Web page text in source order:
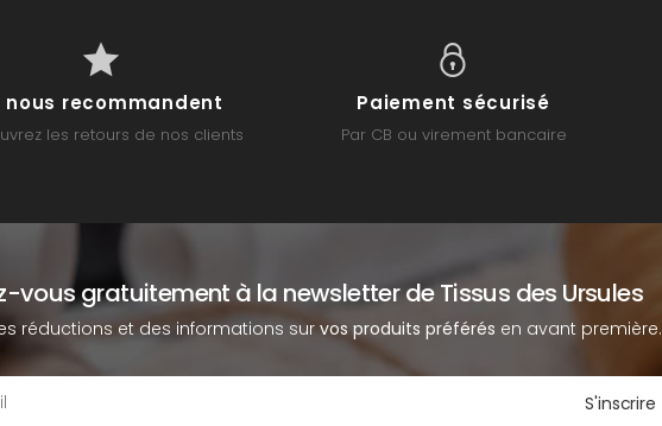
nous recommandent
les retours de nos clients
Paiement sécurisé
Par CB ou virement bancaire
vous gratuitement à la newsletter de Tissus des Ursules
réductions et des informations survos produits préférés en avant première.
S'inscrire